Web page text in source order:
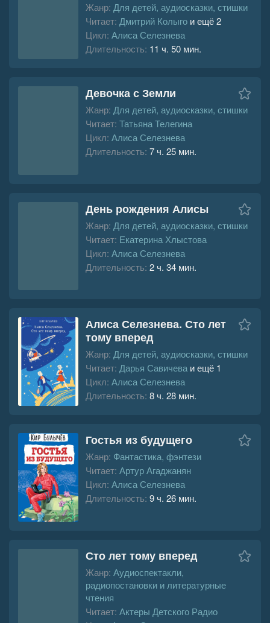
Жанр: Для детей, аудиосказки, стишки
Читает: Дмитрий Колыго и ещё 2
Цикл: Алиса Селезнева
Длительность: 11 ч. 50 мин.
Девочка с Земли
Жанр: Для детей, аудиосказки, стишки
Читает: Татьяна Телегина
Цикл: Алиса Селезнева
Длительность: 7 ч. 25 мин.
День рождения Алисы
Жанр: Для детей, аудиосказки, стишки
Читает: Екатерина Хлыстова
Цикл: Алиса Селезнева
Длительность: 2 ч. 34 мин.
Алиса Селезнева. Сто лет
тому вперед
Жанр: Для детей, аудиосказки, стишки
Читает: Дарья Савичеваи ещё 1
Цикл: Алиса Селезнева
Длительность: 8 ч. 28 мин.
Гостья из будущего
Жанр: Фантастика, фэнтези
Читает: Артур Агаджанян
Цикл: Алиса Селезнева
Длительность: 9 ч. 26 мин.
Сто лет тому вперед
Жанр: Аудиоспектакли,
радиопостановки и литературные
чтения
Читает: Актеры Детского Радио